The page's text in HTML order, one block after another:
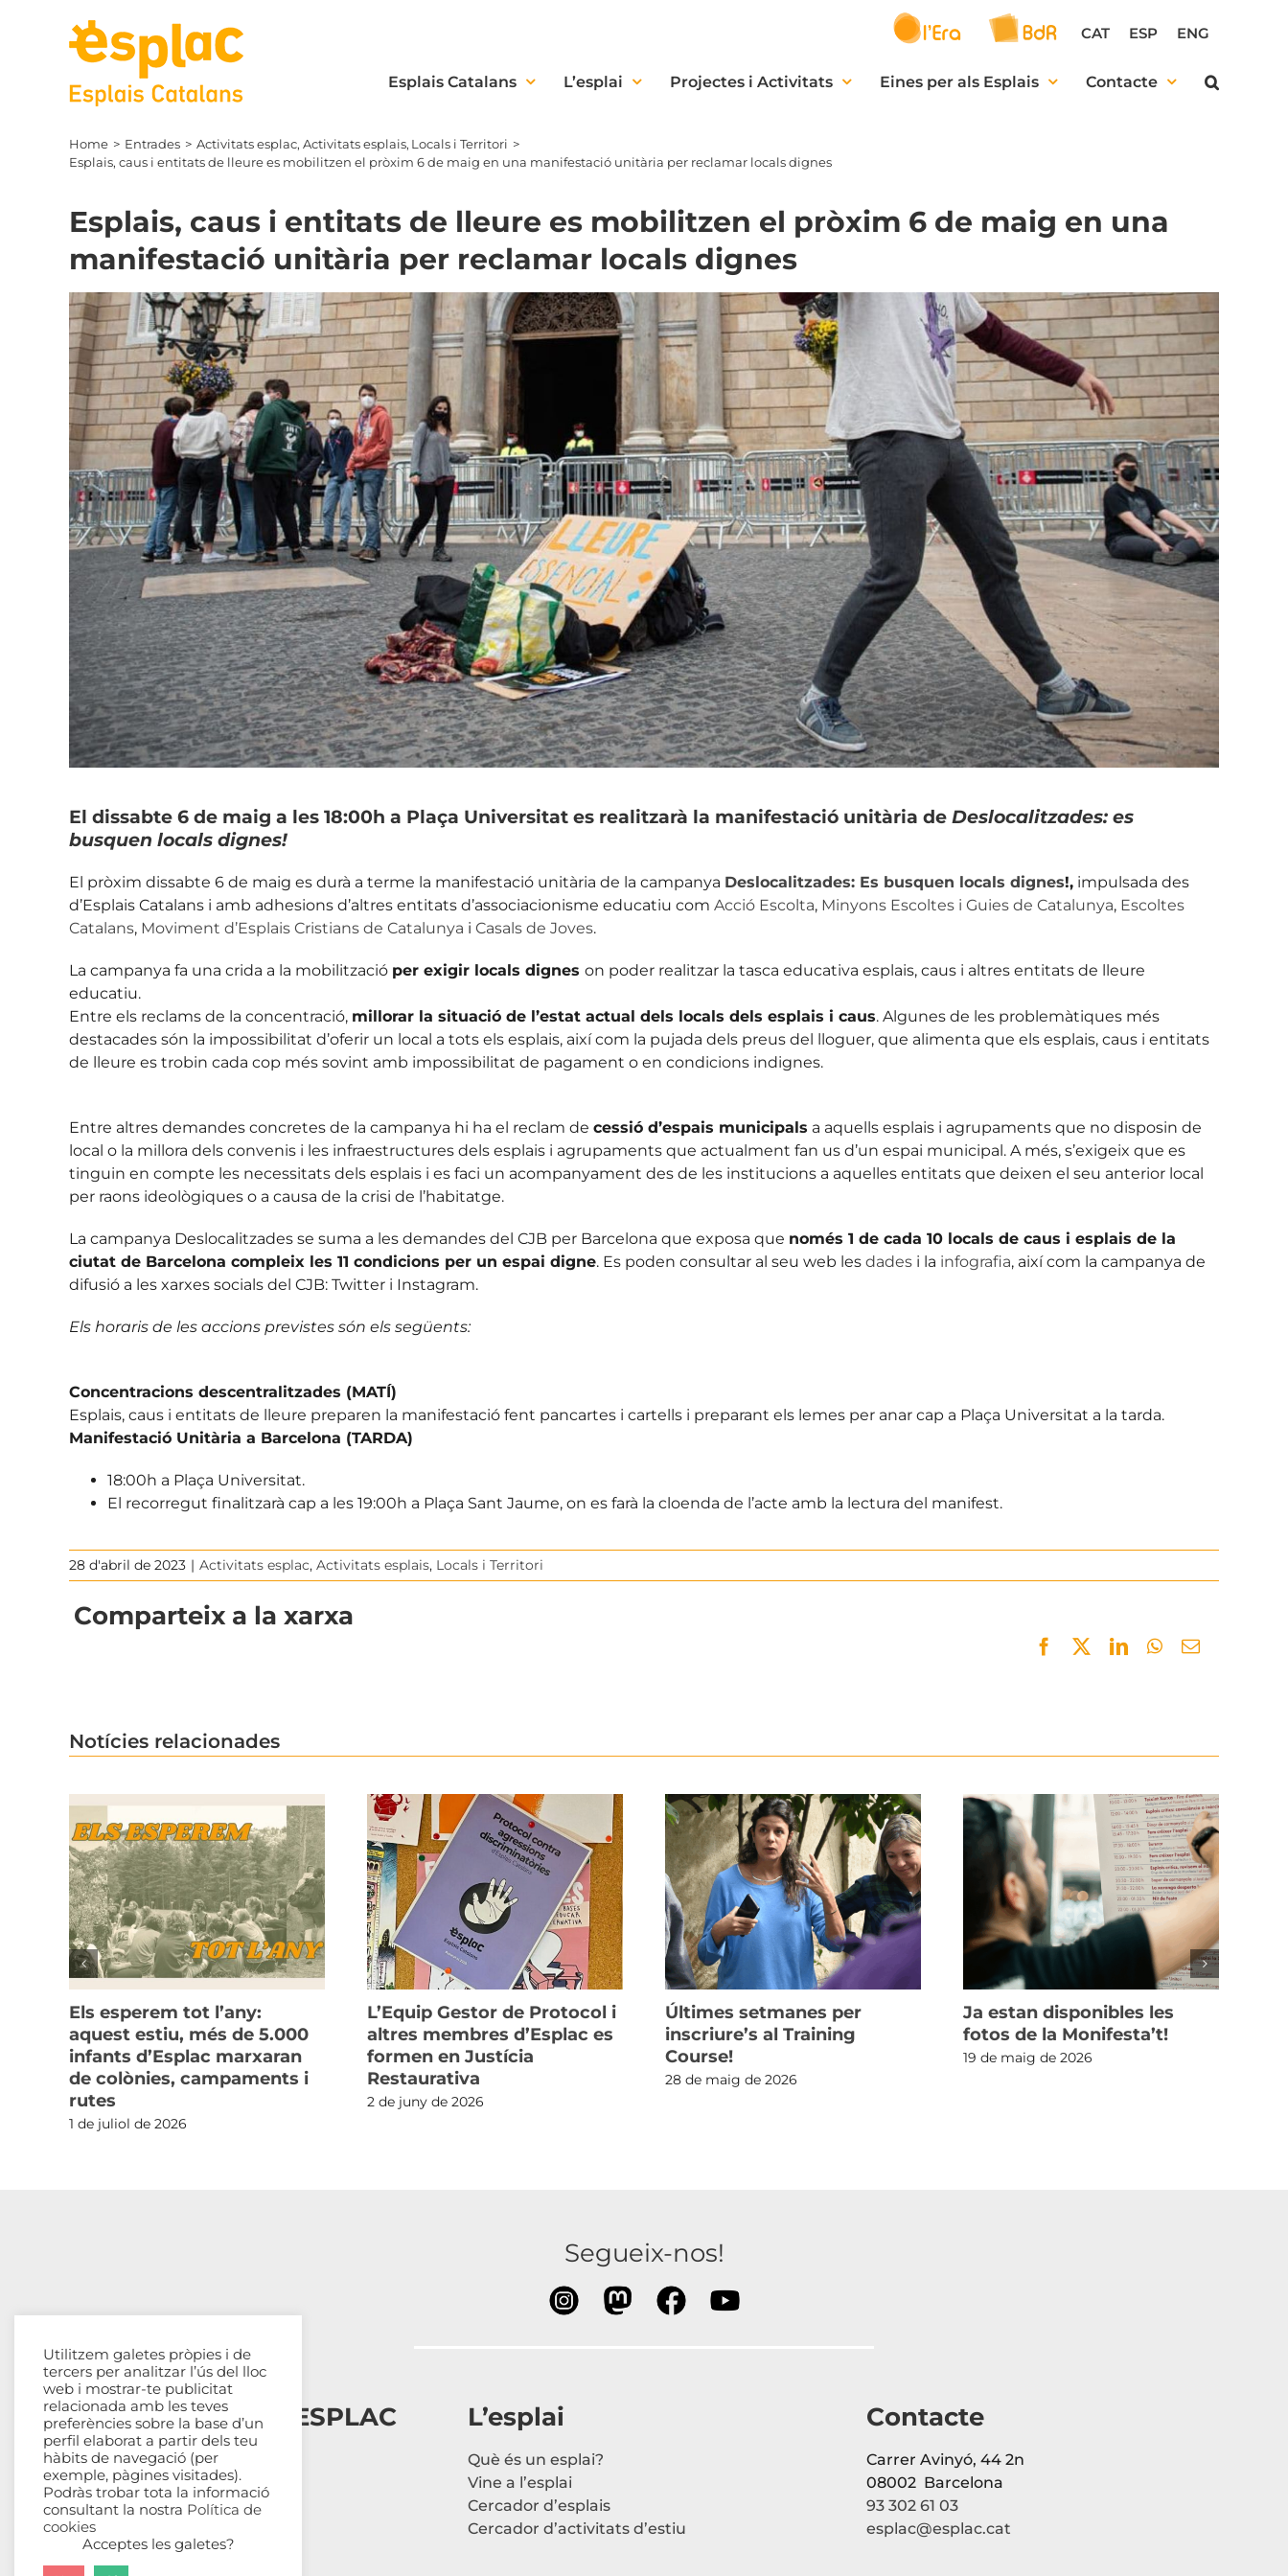
CAT ESP ENG
Esplais Catalans L’esplai Projectes i Activitats Eines per als Esplais Contacte
Home Entrades Activitats esplac Activitats esplais Locals i Territori
Esplais, caus i entitats de lleure es mobilitzen el pròxim 6 de maig en una manifestació unitària per reclamar locals dignes
Esplais, caus i entitats de lleure es mobilitzen el pròxim 6 de maig en una
manifestació unitària per reclamar locals dignes
View
Larger
Image
El dissabte 6 de maig a les 18:00h a Plaça Universitat es realitzarà la manifestació unitària de Deslocalitzades: es
busquen locals dignes!
El pròxim dissabte 6 de maig es durà a terme la manifestació unitària de la campanya Deslocalitzades: Es busquen locals dignes!,impulsada des
d’Esplais Catalans i amb adhesions d’altres entitats d’associacionisme educatiu com Acció Escolta, Minyons Escoltes i Guies de Catalunya, Escoltes
Catalans, Moviment d’Esplais Cristians de Catalunya i Casals de Joves.
La campanya fa una crida a la mobilització per exigir locals dignes on poder realitzar la tasca educativa esplais, caus i altres entitats de lleure
educatiu.
Entre els reclams de la concentració, millorar la situació de l’estat actual dels locals dels esplais i caus. Algunes de les problemàtiques més
destacades són la impossibilitat d’oferir un local a tots els esplais, així com la pujada dels preus del lloguer, que alimenta que els esplais, caus i entitats
de lleure es trobin cada cop més sovint amb impossibilitat de pagament o en condicions indignes.
Entre altres demandes concretes de la campanya hi ha el reclam de cessió d’espais municipals a aquells esplais i agrupaments que no disposin de
local o la millora dels convenis i les infraestructures dels esplais i agrupaments que actualment fan us d’un espai municipal. A més, s’exigeix que es
tinguin en compte les necessitats dels esplais i es faci un acompanyament des de les institucions a aquelles entitats que deixen el seu anterior local
per raons ideològiques o a causa de la crisi de l’habitatge.
La campanya Deslocalitzades se suma a les demandes del CJB per Barcelona que exposa que només 1 de cada 10 locals de caus i esplais de la
ciutat de Barcelona compleix les 11 condicions per un espai digne. Es poden consultar al seu web les dadesi la infografia, així com la campanya de
difusió a les xarxes socials del CJB: Twitter i Instagram.
Els horaris de les accions previstes són els següents:
Concentracions descentralitzades (MATÍ)
Esplais, caus i entitats de lleure preparen la manifestació fent pancartes i cartells i preparant els lemes per anar cap a Plaça Universitat a la tarda.
Manifestació Unitària a Barcelona (TARDA)
18:00h a Plaça Universitat.
El recorregut finalitzarà cap a les 19:00h a Plaça Sant Jaume, on es farà la cloenda de l’acte amb la lectura del manifest.
28 d'abril de 2023 | Activitats esplac, Activitats esplais, Locals i Territori
Comparteix a la xarxa
Facebook
TwitterLinkedInWhatsApp
Email
Notícies relacionades
Els esperem tot l’any:
aquest estiu, més de 5.000
infants d’Esplac marxaran
de colònies, campaments i
rutes
1 de juliol de 2026
L’Equip Gestor de Protocol i
altres membres d’Esplac es
formen en Justícia
Restaurativa
2 de juny de 2026
Últimes setmanes per
inscriure’s al Training
Course!
28 de maig de 2026
Ja estan disponibles les
fotos de la Monifesta’t!
19 de maig de 2026
Segueix-nos!
Esplais Catalans, ESPLAC
Qui som
Com ens organitzem
Transparència
Fes-te sòcia
L’esplai
Què és un esplai?
Vine a l’esplai
Cercador d’esplais
Cercador d’activitats d’estiu
Contacte
Carrer Avinyó, 44 2n
08002 Barcelona
93 302 61 03
esplac@esplac.cat
Utilitzem galetes pròpies i de
tercers per analitzar l’ús del lloc
web i mostrar-te publicitat
relacionada amb les teves
preferències sobre la base d’un
perfil elaborat a partir dels teu
hàbits de navegació (per
exemple, pàgines visitades).
Podràs trobar tota la informació
consultant la nostra Política de
cookies
Acceptes les galetes?